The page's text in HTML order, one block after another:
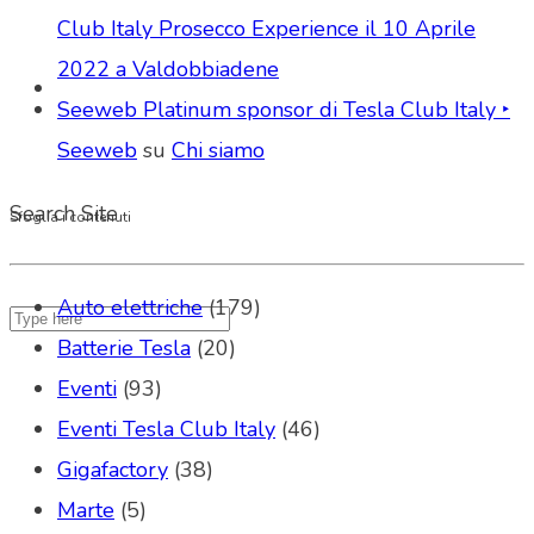
Search Site
Club Italy Prosecco Experience il 10 Aprile
2022 a Valdobbiadene
Seeweb Platinum sponsor di Tesla Club Italy ‣
Seeweb su Chi siamo
Sfoglia i contenuti
Auto elettriche(179)
Batterie Tesla (20)
Eventi (93)
Eventi Tesla Club Italy (46)
Gigafactory (38)
Marte (5)